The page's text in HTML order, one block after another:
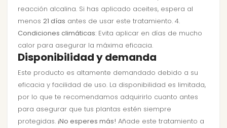
reacción alcalina. Si has aplicado aceites, espera al
menos 21 días antes de usar este tratamiento. 4.
Condiciones climáticas: Evita aplicar en días de mucho
calor para asegurar la máxima eficacia.
Disponibilidad y demanda
Este producto es altamente demandado debido a su
eficacia y facilidad de uso. La disponibilidad es limitada,
por lo que te recomendamos adquirirlo cuanto antes
para asegurar que tus plantas estén siempre
protegidas. ¡No esperes más! Añade este tratamiento a